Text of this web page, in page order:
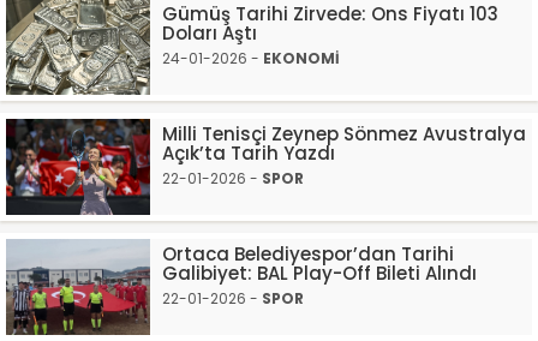
Gümüş Tarihi Zirvede: Ons Fiyatı 103
Doları Aştı
24-01-2026 - EKONOMİ
Milli Tenisçi Zeynep Sönmez Avustralya
Açık’ta Tarih Yazdı
22-01-2026 - SPOR
Ortaca Belediyespor’dan Tarihi
Galibiyet: BAL Play-Off Bileti Alındı
22-01-2026 - SPOR